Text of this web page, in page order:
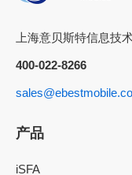
上海意贝斯特信息技
400-022-8266
产品
iSFA